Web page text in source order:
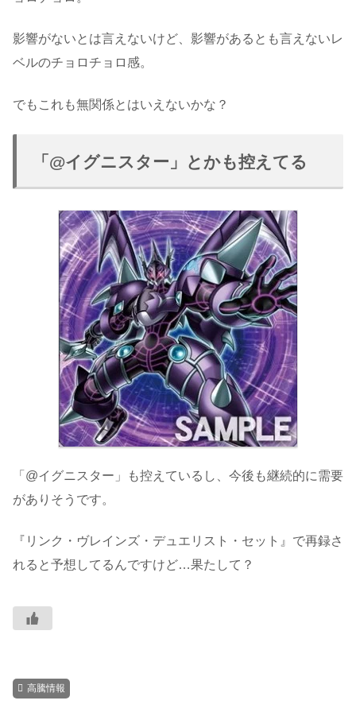
影響がないとは言えないけど、影響があるとも言えないレ
ベルのチョロチョロ感。
でもこれも無関係とはいえないかな？
「@イグニスター」とかも控えてる
「@イグニスター」も控えているし、今後も継続的に需要
がありそうです。
『リンク・ヴレインズ・デュエリスト・セット』で再録さ
れると予想してるんですけど…果たして？
高騰情報